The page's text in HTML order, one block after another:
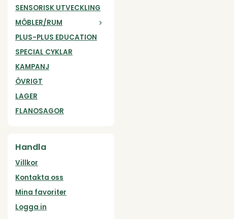
SENSORISK UTVECKLING
MÖBLER/RUM
PLUS-PLUS EDUCATION
SPECIAL CYKLAR
KAMPANJ
ÖVRIGT
LAGER
FLANOSAGOR
Handla
Villkor
Kontakta oss
Mina favoriter
Logga in